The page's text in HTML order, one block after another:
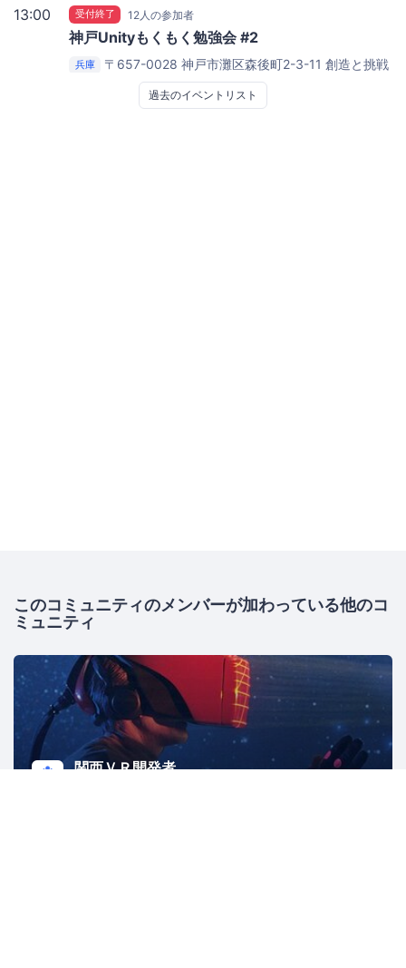
13:00 受付終了 12人の参加者
神戸Unityもくもく勉強会 #2
兵庫 〒657-0028 神戸市灘区森後町2-3-11 創造と挑戦
過去のイベントリスト
このコミュニティのメンバーが加わっている他のコ
ミュニティ
関西ＶＲ開発者